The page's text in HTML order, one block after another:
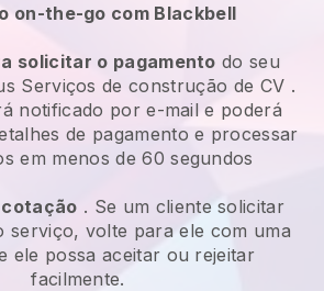
on-the-go com Blackbell
solicitar o pagamento do seu
Serviços de construção de CV .
notificado por e-mail e poderá
de pagamento e processar
em menos de 60 segundos
. Se um cliente solicitar
serviço, volte para ele com uma
ele possa aceitar ou rejeitar
facilmente.